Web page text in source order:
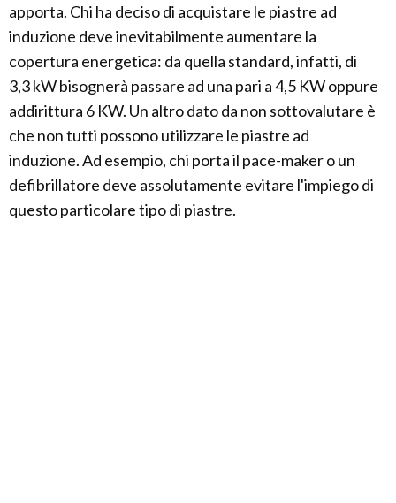
apporta. Chi ha deciso di acquistare le piastre ad
induzione deve inevitabilmente aumentare la
copertura energetica: da quella standard, infatti, di
3,3 kW bisognerà passare ad una pari a 4,5 KW oppure
addirittura 6 KW. Un altro dato da non sottovalutare è
che non tutti possono utilizzare le piastre ad
induzione. Ad esempio, chi porta il pace-maker o un
defibrillatore deve assolutamente evitare l'impiego di
questo particolare tipo di piastre.